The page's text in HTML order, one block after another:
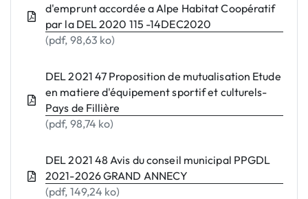
d'emprunt accordée a Alpe Habitat Coopératif
par la DEL 2020 115 -14DEC2020
(pdf, 98,63 ko)
DEL 2021 47 Proposition de mutualisation Etude
en matiere d'équipement sportif et culturels-
Pays de Fillière
(pdf, 98,74 ko)
DEL 2021 48 Avis du conseil municipal PPGDL
2021-2026 GRAND ANNECY
(pdf, 149,24 ko)